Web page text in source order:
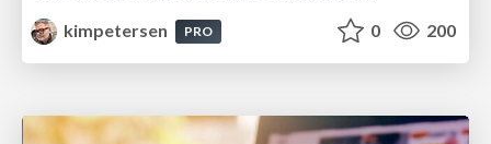
kimpetersen
PRO 0 200